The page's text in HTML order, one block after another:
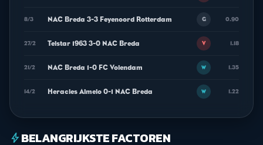
8/3 NAC Breda 3-3 Feyenoord Rotterdam G 0.90
27/2 Telstar 1963 3-0 NAC Breda V 1.18
21/2 NAC Breda 1-0 FC Volendam W 1.35
14/2 Heracles Almelo 0-1 NAC Breda W 1.22
boltBELANGRIJKSTE FACTOREN